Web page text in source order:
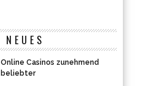
NEUES
Online Casinos zunehmend
beliebter